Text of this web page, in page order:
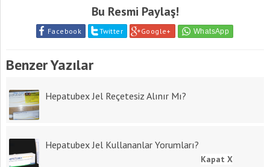
Bu Resmi Paylaş!
Facebook Twitter Google+
Benzer Yazılar
Hepatubex Jel Reçetesiz Alınır Mı?
Hepatubex Jel Kullananlar Yorumları?
Kapat X